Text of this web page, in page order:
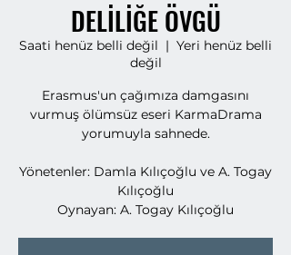
DELİLİĞE ÖVGÜ
Saati henüz belli değil
  |
Yeri henüz belli
değil
Erasmus'un çağımıza damgasını
vurmuş ölümsüz eseri KarmaDrama
yorumuyla sahnede.
Yönetenler: Damla Kılıçoğlu ve A. Togay
Kılıçoğlu
Oynayan: A. Togay Kılıçoğlu